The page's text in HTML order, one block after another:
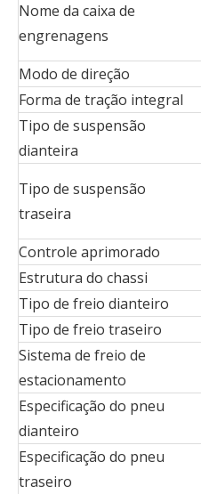
Nome da caixa de
engrenagens
Modo de direção
Forma de tração integral
Tipo de suspensão
dianteira
Tipo de suspensão
traseira
Controle aprimorado
Estrutura do chassi
Tipo de freio dianteiro
Tipo de freio traseiro
Sistema de freio de
estacionamento
Especificação do pneu
dianteiro
Especificação do pneu
traseiro